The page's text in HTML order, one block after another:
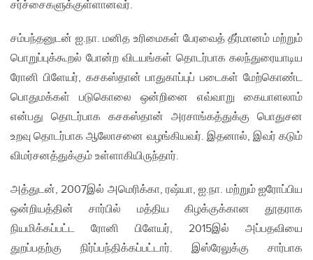
சர்ச்சைகளுக்குள்ளானவர்.
சம்பந்தனுடன் ஐ.நா. மனித உரிமைகள் பேரவைத் தீர்மானம் மற்றும்
பொறுப்புக்கூறல் போன்ற விடயங்கள் தொடர்பாக கலந்துரையாடிய
ரோனி பிளேயர், கசகஸ்தான் பாதுகாப்புப் படைகள் மேற்கொண்ட
பொதுமக்கள் படுகொலை ஒன்றினை எவ்வாறு கையாளலாம்
என்பது தொடர்பாக கசகஸ்தான் அரசாங்கத்துக்கு பொதுசன
உறவு தொடர்பாக ஆலோசனை வழங்கியவர். இதனால், இவர் கடும்
விமர்சனத்துக்கும் உள்ளாகியிருந்தார்.
அத்துடன், 2007இல் அமெரிக்கா, ரஷ்யா, ஐ.நா. மற்றும் ஐரோப்பிய
ஒன்றியத்தின் சார்பில் மத்திய கிழக்குக்கான தூதராக
நியமிக்கப்பட்ட ரோனி பிளேயர், 2015இல் அப்பதவியை
துறப்பதற்கு நிர்ப்பந்திக்கப்பட்டார். இஸ்ரேலுக்கு சார்பாக